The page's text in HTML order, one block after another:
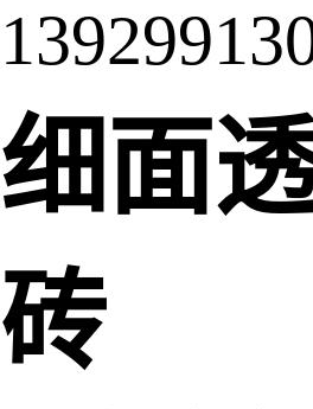
细面
砖